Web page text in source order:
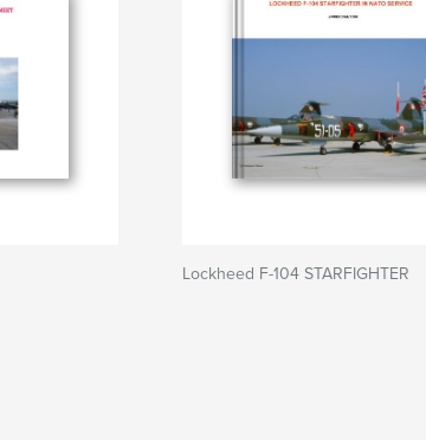
Lockheed F-104 STARFIGHTER